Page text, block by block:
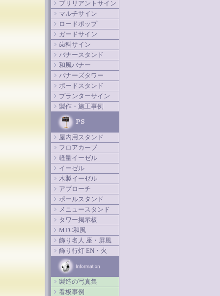
ブリリアントサイン
マルチサイン
ロードポップ
ガードサイン
歯科サイン
バナースタンド
和風バナー
バナーズタワー
ボードスタンド
プランターサイン
製作・施工事例
屋内用スタンド
フロアカーブ
軽量イーゼル
イーゼル
木製イーゼル
アプローチ
ポールスタンド
メニュースタンド
タワー掲示板
MTC和風
飾り名人 座・屏風
飾り行灯 EN・火
製造の写真集
看板事例